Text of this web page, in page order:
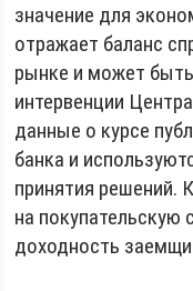
значение для
отражает баланс
рынке и может
интервенции
данные о курсе
банка и
принятия решений.
на покупательскую
доходность